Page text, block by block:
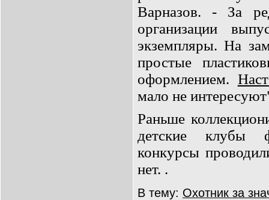
Варназов. - За
организации
экземпляры. На
простые
оформлением.
мало не
Раньше
детские клубы
конкурсы
нет. .
В тему: Охотник за